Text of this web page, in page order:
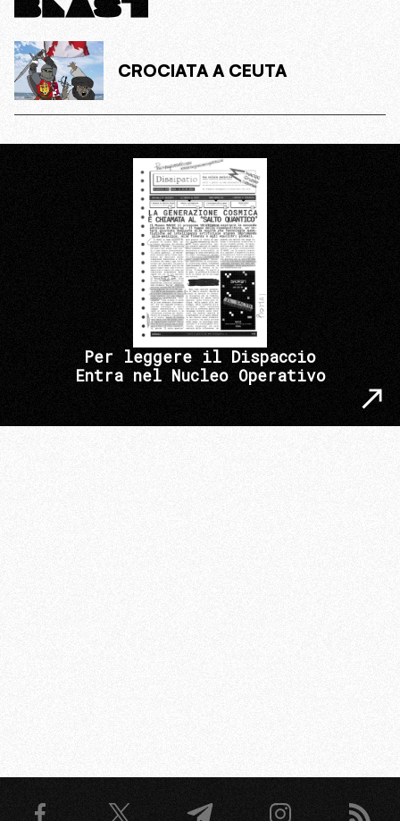
CROCIATA A CEUTA
Per leggere il Dispaccio
Entra nel Nucleo Operativo